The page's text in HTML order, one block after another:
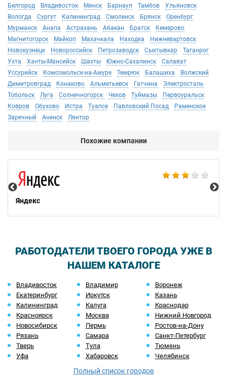
Белгород
Владивосток Минск Барнаул Тамбов
Ульяновск
Вологда
Сургут Калининград Смоленск Брянск
Оренбург
Мурманск
Анапа Астрахань Абакан Братск
Кемерово
Магнитогорск
Майкоп Махачкала Находка
Нижневартовск
Новокузнецк
Новороссийск Петрозаводск Сыктывкар
Таганрог
Ухта
Ханты-Мансийск Шахты Южно-Сахалинск
Салават
Уссурийск
Комсомольск-на-Амуре Темрюк Балашиха
Волжский
Димитровград
Конаково Альметьевск Гатчина
Электросталь
Тобольск
Луга Солнечногорск Чехов Туймазы
Первоуральск
Ковров
Обухово Истра Туапсе Павловский Посад
Раменское
Заречный
Ачинск Лянтор
Похожие компании
Яндекс
РАБОТОДАТЕЛИ ТВОЕГО ГОРОДА УЖЕ В
НАШЕМ КАТАЛОГЕ
Владивосток Владимир
Воронеж
Екатеринбург
Иркутск
Казань
Калининград
Калуга
Краснодар
Красноярск
Москва
Нижний Новгород
Новосибирск
Пермь
Ростов-на-Дону
Рязань
Самара
Санкт-Петербург
Тверь
Тула
Тюмень
Уфа
Хабаровск Челябинск
Полный список городов